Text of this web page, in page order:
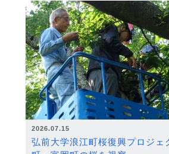
2026.07.15
弘前大学浪江町桜復興プロジ